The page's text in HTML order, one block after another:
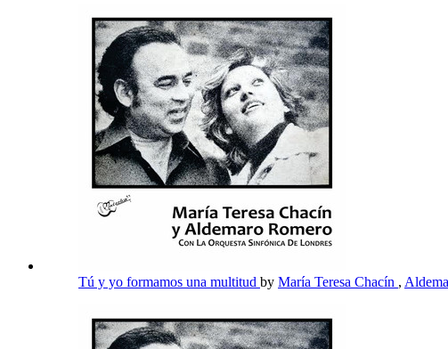
Tú y yo formamos una multitud by María Teresa Chacín ,